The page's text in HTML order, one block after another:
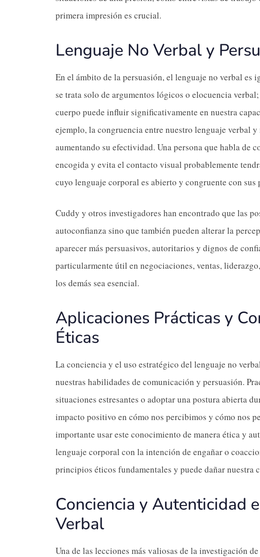
primera impresión es crucial.
Lenguaje No Verbal y
En el ámbito de la persuasión, el lenguaje no verbal es
se trata solo de argumentos lógicos o elocuencia
cuerpo puede influir significativamente en nuestra
ejemplo, la congruencia entre nuestro lenguaje verbal
aumentando su efectividad. Una persona que habla de
encogida y evita el contacto visual probablemente
cuyo lenguaje corporal es abierto y congruente con sus
Cuddy y otros investigadores han encontrado que las
autoconfianza sino que también pueden alterar la
aparecer más persuasivos, autoritarios y dignos de
particularmente útil en negociaciones, ventas,
los demás sea esencial.
Aplicaciones Prácticas y
Éticas
La conciencia y el uso estratégico del lenguaje no
nuestras habilidades de comunicación y persuasión.
situaciones estresantes o adoptar una postura abierta
impacto positivo en cómo nos percibimos y cómo nos
importante usar este conocimiento de manera ética y
lenguaje corporal con la intención de engañar o
principios éticos fundamentales y puede dañar nuestra
Conciencia y Autenticidad
Verbal
Una de las lecciones más valiosas de la investigación